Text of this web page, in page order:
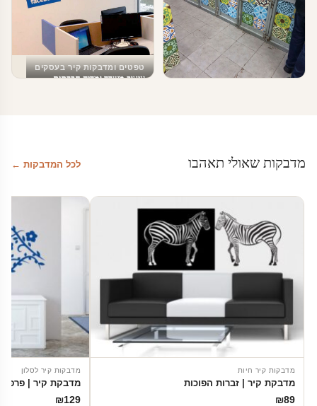
טפטים ומדבקות קיר בעסקים
עיצוב משרד ומדיה חברתית
מדבקות שאולי תאהבו לכל המדבקות ←
מדבקות קיר חיות
מדבקת קיר | זברות הפוכות
₪89
מדבקות קיר לסלון
מדבקת קיר |
₪129